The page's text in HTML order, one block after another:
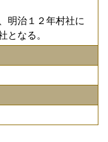
明治１２年村社に
となる。